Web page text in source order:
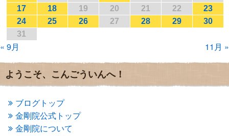
2017年1月(2)
2016年12月(4)
2016年11月(3)
2016年10月
2016年9月
2016年6月
(2)
2016年5月(3)
2016年4月
(4)
2016年3月(4)
2016年2月(5)
2016年1月(3)
17 18 19 20 21 22
23
24
25 26 27 28 29
30
31
« 9月 11月 »
ようこそ、こんごういんへ！
ブログトップ
金剛院公式トップ
金剛院について